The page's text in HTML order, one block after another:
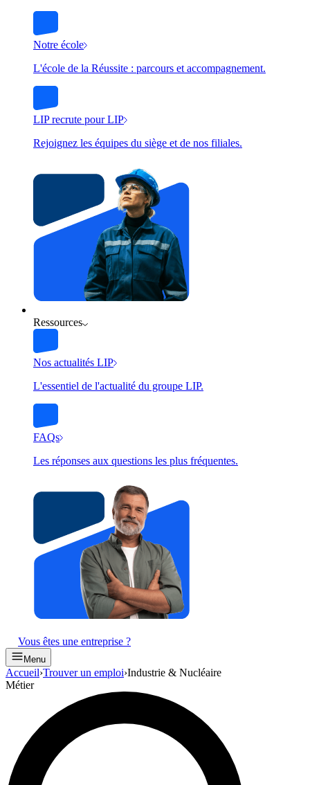
Notre école
L'école de la Réussite : parcours et accompagnement.
LIP recrute pour LIP
Rejoignez les équipes du siège et de nos filiales.
Ressources
Nos actualités LIP
L'essentiel de l'actualité du groupe LIP.
FAQs
Les réponses aux questions les plus fréquentes.
Vous êtes une entreprise ?
Menu
Accueil›Trouver un emploi›Industrie & Nucléaire
Métier